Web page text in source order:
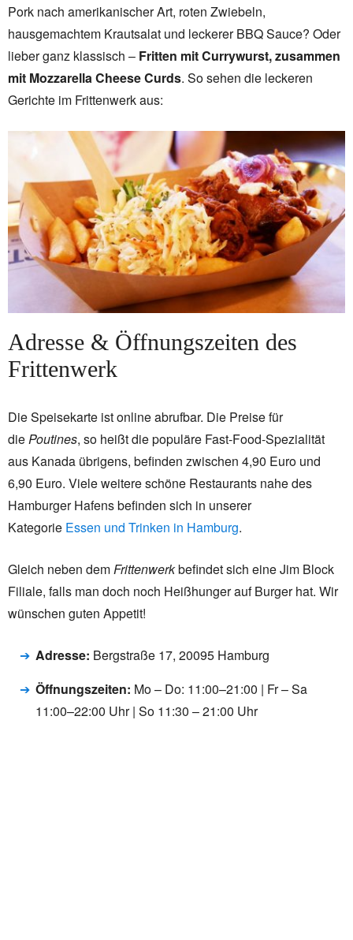
Pork nach amerikanischer Art, roten Zwiebeln,
hausgemachtem Krautsalat und leckerer BBQ Sauce? Oder
lieber ganz klassisch – Fritten mit Currywurst, zusammen
mit Mozzarella Cheese Curds. So sehen die leckeren
Gerichte im Frittenwerk aus:
Adresse & Öffnungszeiten des
Frittenwerk
Die Speisekarte ist online abrufbar. Die Preise für
diePoutines, so heißt die populäre Fast-Food-Spezialität
aus Kanada übrigens, befinden zwischen 4,90 Euro und
6,90 Euro. Viele weitere schöne Restaurants nahe des
Hamburger Hafens befinden sich in unserer
Kategorie Essen und Trinken in Hamburg.
Gleich neben demFrittenwerkbefindet sich eine Jim Block
Filiale, falls man doch noch Heißhunger auf Burger hat. Wir
wünschen guten Appetit!
Adresse: Bergstraße 17, 20095 Hamburg
Öffnungszeiten: Mo – Do: 11:00–21:00 | Fr – Sa
11:00–22:00 Uhr | So 11:30 – 21:00 Uhr